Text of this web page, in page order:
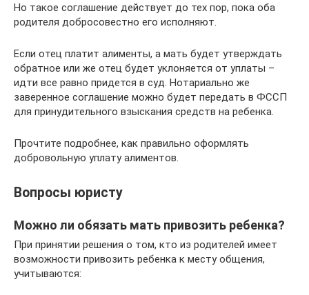
Но такое соглашение действует до тех пор, пока оба
родителя добросовестно его исполняют.
Если отец платит алименты, а мать будет утверждать
обратное или же отец будет уклоняется от уплаты –
идти все равно придется в суд. Нотариально же
заверенное соглашение можно будет передать в ФССП
для принудительного взыскания средств на ребенка.
Прочтите подробнее, как правильно оформлять
добровольную уплату алиментов.
Вопросы юристу
Можно ли обязать мать привозить ребенка?
При принятии решения о том, кто из родителей имеет
возможности привозить ребенка к месту общения,
учитываются: